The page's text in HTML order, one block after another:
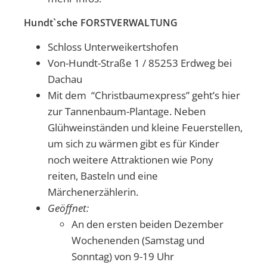
Hundt`sche FORSTVERWALTUNG
Schloss Unterweikertshofen
Von-Hundt-Straße 1 / 85253 Erdweg bei
Dachau
Mit dem “Christbaumexpress” geht’s hier
zur Tannenbaum-Plantage. Neben
Glühweinständen und kleine Feuerstellen,
um sich zu wärmen gibt es für Kinder
noch weitere Attraktionen wie Pony
reiten, Basteln und eine
Märchenerzählerin.
Geöffnet:
An den ersten beiden Dezember
Wochenenden (Samstag und
Sonntag) von 9-19 Uhr